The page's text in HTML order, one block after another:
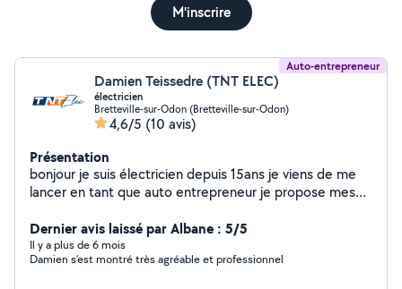
M'inscrire
Auto-entrepreneur
Damien Teissedre (TNT ELEC)
électricien
Bretteville-sur-Odon (Bretteville-sur-Odon)
4,6/5 (10 avis)
Présentation
bonjour je suis électricien depuis 15ans je viens de me
lancer en tant que auto entrepreneur je propose mes
tableaux électriques, mise en conformité, installation
interphone, alarme, l'entretien et le remplacement des
VMC , pose de motorisation de portail , pose volet
Dernier avis laissé par Albane : 5/5
Il y a plus de 6 mois
Damien s’est montré très agréable et professionnel